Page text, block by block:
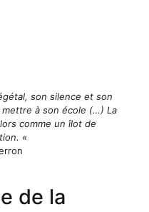
son silence et son
à son école (…) La
comme un îlot de
«
de la